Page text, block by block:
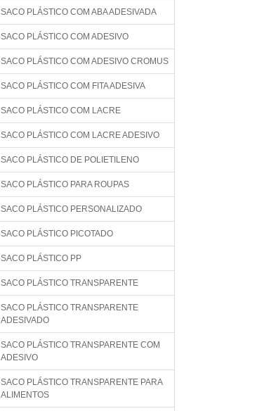
SACO PLÁSTICO COM ABA ADESIVADA
SACO PLÁSTICO COM ADESIVO
SACO PLÁSTICO COM ADESIVO CROMUS
SACO PLÁSTICO COM FITA ADESIVA
SACO PLÁSTICO COM LACRE
SACO PLÁSTICO COM LACRE ADESIVO
SACO PLÁSTICO DE POLIETILENO
SACO PLÁSTICO PARA ROUPAS
SACO PLÁSTICO PERSONALIZADO
SACO PLÁSTICO PICOTADO
SACO PLÁSTICO PP
SACO PLÁSTICO TRANSPARENTE
SACO PLÁSTICO TRANSPARENTE
ADESIVADO
SACO PLÁSTICO TRANSPARENTE COM
ADESIVO
SACO PLÁSTICO TRANSPARENTE PARA
ALIMENTOS